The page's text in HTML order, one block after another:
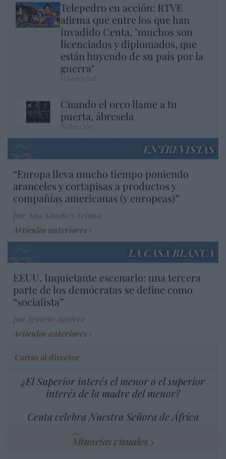
Telepedro en acción: RTVE
afirma que entre los que han
invadido Ceuta, "muchos son
licenciados y diplomados, que
están huyendo de su país por la
guerra"
Cuando el orco llame a tu
puerta, ábresela
ENTREVISTAS
“Europa lleva mucho tiempo poniendo
aranceles y cortapisas a productos y
compañías americanas (y europeas)”
Artículos anteriores
LA CASA BLANCA
EEUU. Inquietante escenario: una tercera
parte de los demócratas se define como
“socialista”
Artículos anteriores
Cartas al director
¿El Superior interés el menor o el superior
interés de la madre del menor?
Ceuta celebra Nuestra Señora de África
Minucias visuales